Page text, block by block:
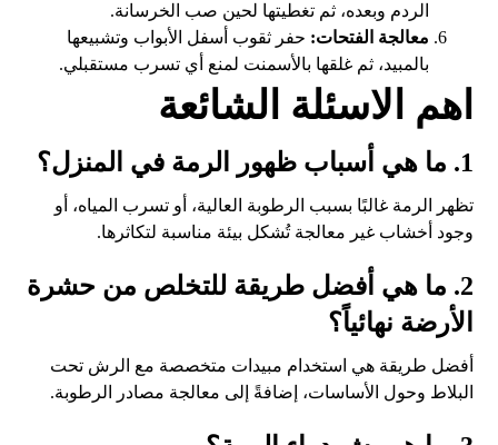
الردم وبعده، ثم تغطيتها لحين صب الخرسانة.
معالجة الفتحات: حفر ثقوب أسفل الأبواب وتشبيعها
بالمبيد، ثم غلقها بالأسمنت لمنع أي تسرب مستقبلي.
اهم الاسئلة الشائعة
1. ما هي أسباب ظهور الرمة في المنزل؟
تظهر الرمة غالبًا بسبب الرطوبة العالية، أو تسرب المياه، أو
وجود أخشاب غير معالجة تُشكل بيئة مناسبة لتكاثرها.
2. ما هي أفضل طريقة للتخلص من حشرة
الأرضة نهائياً؟
أفضل طريقة هي استخدام مبيدات متخصصة مع الرش تحت
البلاط وحول الأساسات، إضافةً إلى معالجة مصادر الرطوبة.